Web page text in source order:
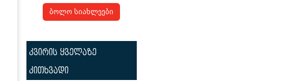
ბოლო სიახლეები
კვირის ყველაზე
კითხვადი